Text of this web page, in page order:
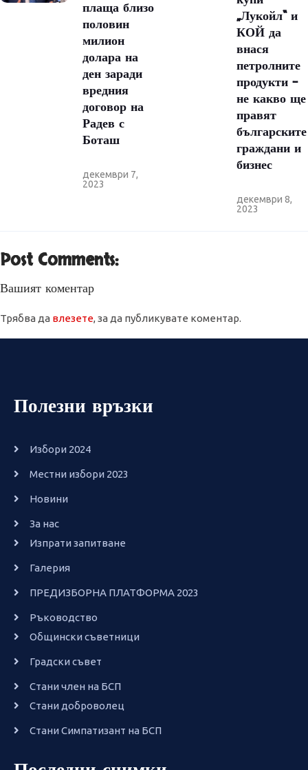
плаща близо
половин
милион
долара на
ден заради
вредния
договор на
Радев с
Боташ
декември 7,
2023
„Лукойл“ и
КОЙ да
внася
петролните
продукти –
не какво ще
правят
българските
граждани и
бизнес
декември 8,
2023
Post Comments:
Вашият коментар
Трябва да влезете, за да публикувате коментар.
Полезни връзки
Избори 2024
Местни избори 2023
Новини
За нас
Изпрати запитване
Галерия
ПРЕДИЗБОРНА ПЛАТФОРМА 2023
Ръководство
Общински съветници
Градски съвет
Стани член на БСП
Стани доброволец
Стани Симпатизант на БСП